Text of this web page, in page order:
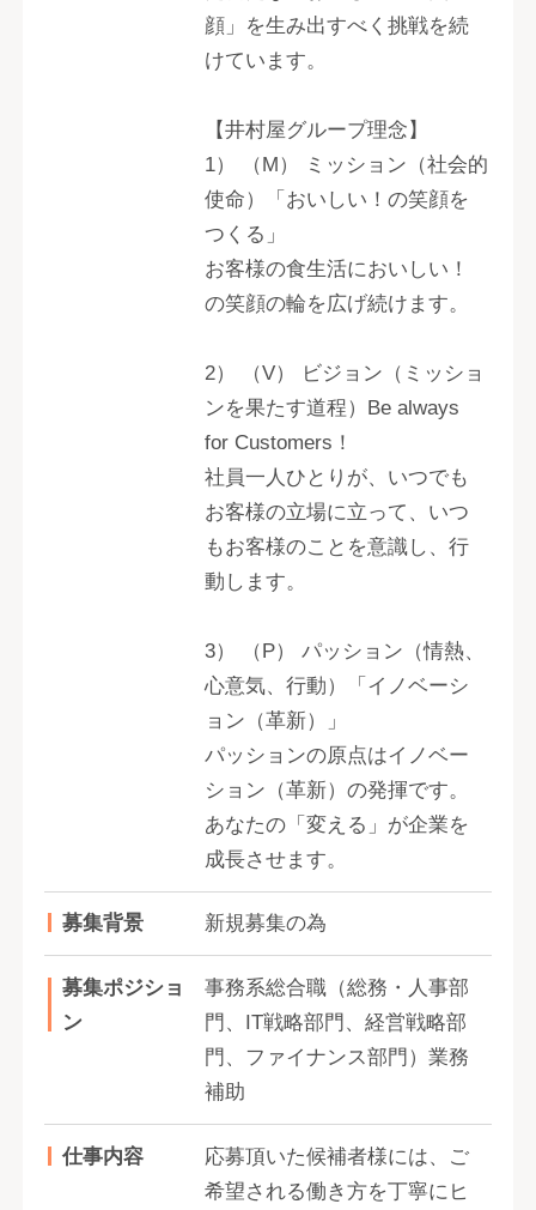
顔」を生み出すべく挑戦を続
けています。
【井村屋グループ理念】
1） （M） ミッション（社会的
使命）「おいしい！の笑顔を
つくる」
お客様の食生活においしい！
の笑顔の輪を広げ続けます。
2） （V） ビジョン（ミッショ
ンを果たす道程）Be always
for Customers！
社員一人ひとりが、いつでも
お客様の立場に立って、いつ
もお客様のことを意識し、行
動します。
3） （P） パッション（情熱、
心意気、行動）「イノベーシ
ョン（革新）」
パッションの原点はイノベー
ション（革新）の発揮です。
あなたの「変える」が企業を
成長させます。
募集背景 新規募集の為
募集ポジショ
ン
事務系総合職（総務・人事部
門、IT戦略部門、経営戦略部
門、ファイナンス部門）業務
補助
仕事内容
応募頂いた候補者様には、ご
希望される働き方を丁寧にヒ